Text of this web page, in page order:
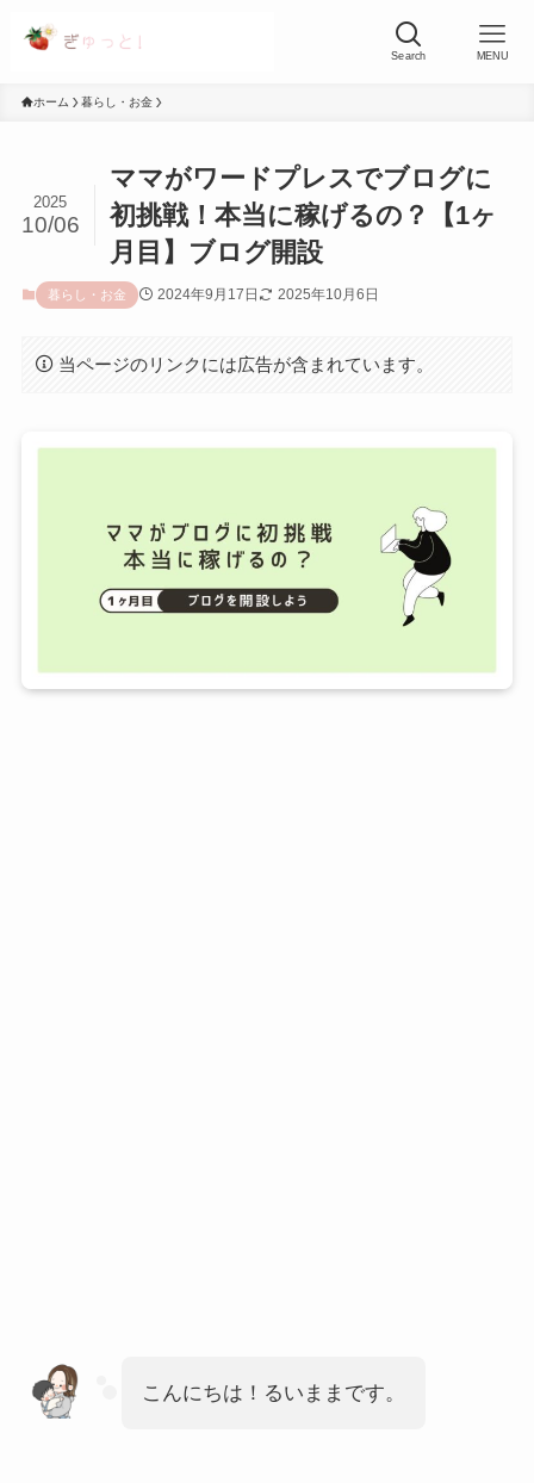
Search MENU
ホーム 暮らし・お金
ママがワードプレスでブログに
初挑戦！本当に稼げるの？【1ヶ
月目】ブログ開設
2025
10/06
暮らし・お金 2024年9月17日 2025年10月6日
当ページのリンクには広告が含まれています。
こんにちは！るいままです。